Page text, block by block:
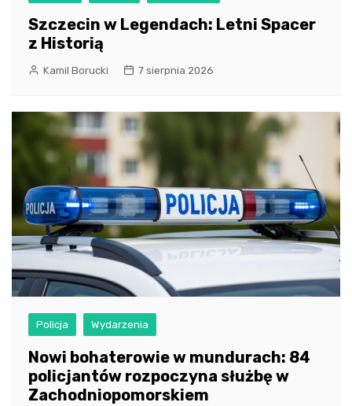
Szczecin w Legendach: Letni Spacer
z Historią
Kamil Borucki 7 sierpnia 2026
Policja Wydarzenia
Nowi bohaterowie w mundurach: 84
policjantów rozpoczyna służbę w
Zachodniopomorskiem